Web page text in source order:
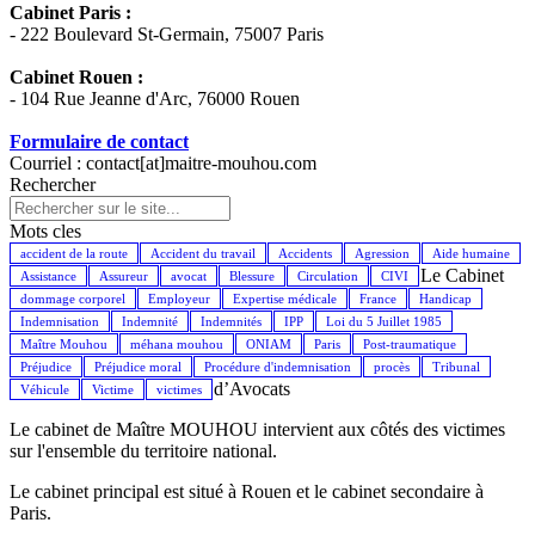
Cabinet Paris :
- 222 Boulevard St-Germain, 75007 Paris
Cabinet Rouen :
- 104 Rue Jeanne d'Arc, 76000 Rouen
Formulaire de contact
Courriel : contact[at]maitre-mouhou.com
Rechercher
Mots cles
accident de la route Accident du travail Accidents Agression
Aide humaine
Assistance
Assureur avocat Blessure Circulation
CIVI
dommage corporel
Employeur Expertise médicale France
Handicap
Indemnisation
Indemnité Indemnités IPP
Loi du 5 Juillet 1985
Maître Mouhou
méhana mouhou ONIAM Paris
Post-traumatique
Préjudice
Préjudice moral Procédure d'indemnisation procès
Tribunal
Véhicule
Victime victimes
Le Cabinet
d’Avocats
Le cabinet de Maître MOUHOU intervient aux côtés des victimes
sur l'ensemble du territoire national.
Le cabinet principal est situé à Rouen et le cabinet secondaire à
Paris.